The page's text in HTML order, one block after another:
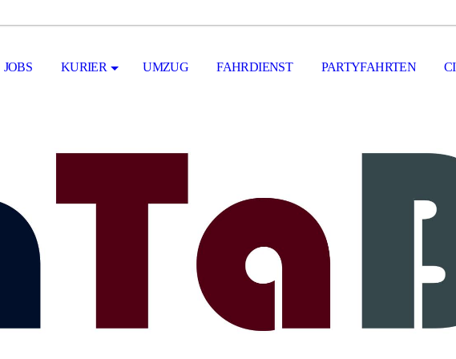
JOBS KURIER UMZUG FAHRDIENST PARTYFAHRTEN